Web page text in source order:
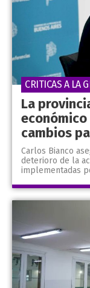
La
cambios
Carlos Bianco
deterioro de la
implementadas
CRITICAS A LA